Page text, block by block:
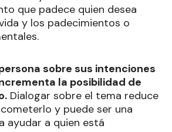
que padece quien desea
y los padecimientos o
sobre sus intenciones
la posibilidad de
Dialogar sobre el tema reduce
y puede ser una
ayudar a quien está